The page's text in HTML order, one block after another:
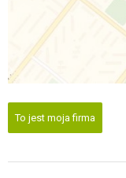
To jest moja firma